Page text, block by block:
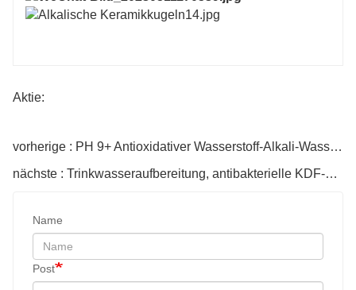
Aktie:
vorherige : PH 9+ Antioxidativer Wasserstoff-Alkali-Wasserfilter-Wasserbeutel
nächste : Trinkwasseraufbereitung, antibakterielle KDF-Keramikkugel
Name
Post